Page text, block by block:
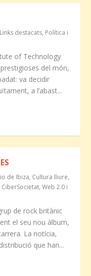
Links destacats, Política i
of Technology
del món,
va decidir
a l’abast...
de Ibiza, Cultura lliure,
,Web 2.0 i
de rock britànic
el seu nou àlbum,
La notícia,
que han...